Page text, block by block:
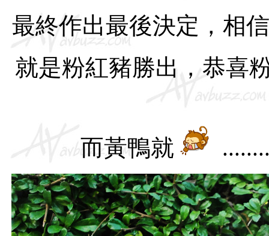
最終作出最後決定，相
就是粉紅豬勝出，恭喜
而黃鴨就